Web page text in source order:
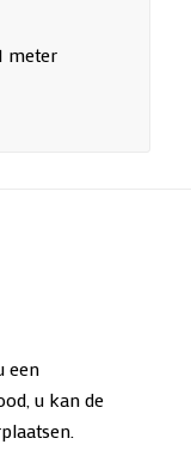
meter
een
u kan de